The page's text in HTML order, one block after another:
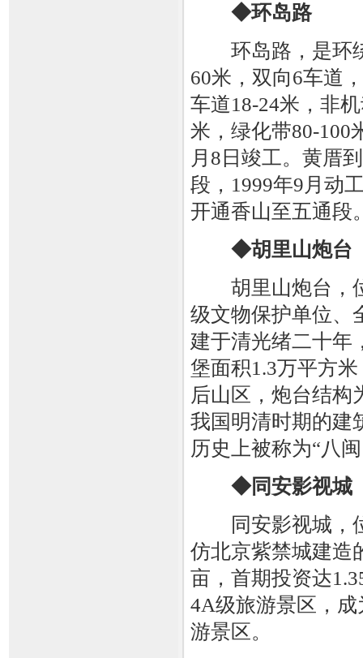
◆环岛路
环岛路，是环
60米，双向6车道
车道18-24米，非
米，绿化带80-100
月8日竣工。黄厝
段，1999年9月动
开通香山至五通段
◆胡里山炮台
胡里山炮台，位
级文物保护单位、
建于清光绪二十年
堡面积1.3万平方
后山区，炮台结构
我国明清时期的建
历史上被称为“八
◆同安影视城
同安影视城，位
仿北京紫禁城建造
亩，首期投资达
4A级旅游景区，
游景区。